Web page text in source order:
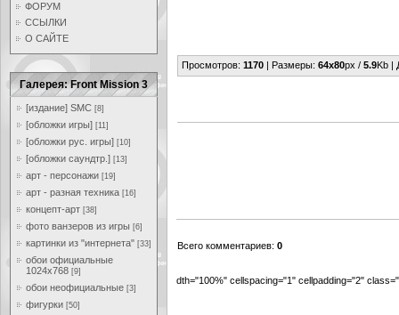
ФОРУМ
ССЫЛКИ
О САЙТЕ
Галерея: Front Mission 3
[издание] SMC [8]
[обложки игры] [11]
[обложки рус. игры] [10]
[обложки саундтр.] [13]
арт - персонажи [19]
арт - разная техника [16]
концепт-арт [38]
фото ванзеров из игры [6]
картинки из "интернета" [33]
обои официальные
1024x768 [9]
обои неофициальные [3]
фигурки [50]
Просмотров: 1170 | Размеры: 64x80px / 5.9Kb |
Всего комментариев: 0
dth="100%" cellspacing="1" cellpadding="2"